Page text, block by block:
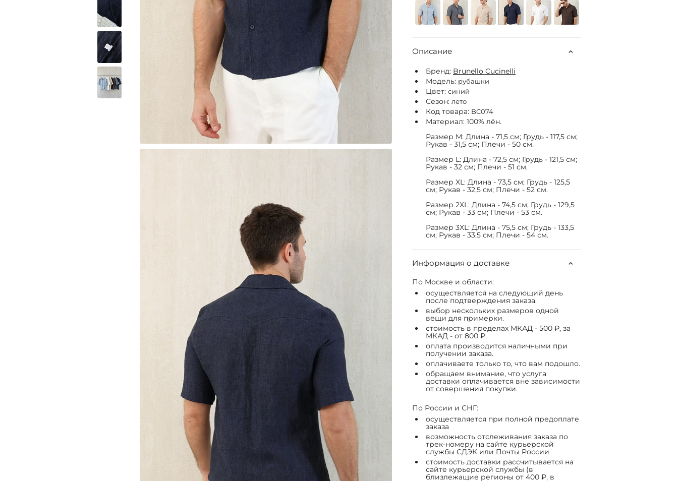
Описание
Бренд: Brunello Cucinelli
Модель: рубашки
Цвет: синий
Сезон: лето
Код товара: BC074
Материал: 100% лён.
Размер M: Длина - 71,5 см; Грудь - 117,5 см;
Рукав - 31,5 см; Плечи - 50 см.
Размер L: Длина - 72,5 см; Грудь - 121,5 см;
Рукав - 32 см; Плечи - 51 см.
Размер XL: Длина - 73,5 см; Грудь - 125,5
см; Рукав - 32,5 см; Плечи - 52 см.
Размер 2XL: Длина - 74,5 см; Грудь - 129,5
см; Рукав - 33 см; Плечи - 53 см.
Размер 3XL: Длина - 75,5 см; Грудь - 133,5
см; Рукав - 33,5 см; Плечи - 54 см.
Информация о доставке
По Москве и области:
осуществляется на следующий день
после подтверждения заказа.
выбор нескольких размеров одной
вещи для примерки.
стоимость в пределах МКАД - 500 ₽, за
МКАД - от 800 ₽.
оплата производится наличными при
получении заказа.
оплачиваете только то, что вам подошло.
обращаем внимание, что услуга
доставки оплачивается вне зависимости
от совершения покупки.
По России и СНГ:
осуществляется при полной предоплате
заказа
возможность отслеживания заказа по
трек-номеру на сайте курьерской
службы СДЭК или Почты России
стоимость доставки рассчитывается на
сайте курьерской службы (в
близлежащие регионы от 400 ₽, в